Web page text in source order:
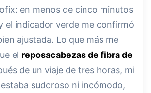
en menos de cinco minutos
el indicador verde me confirmó
ajustada. Lo que más me
el reposacabezas de fibra de
de un viaje de tres horas, mi
sudoroso ni incómodo,